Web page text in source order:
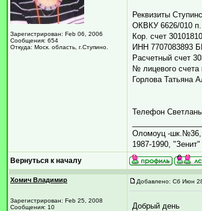
Зарегистрирован: Feb 06, 2006
Сообщения: 654
Откуда: Моск. область, г.Ступино.
Реквизиты
ОКВКУ 6626/010
Кор. счет
ИНН 7707083893
Расчетный счет
№ лицевого счета
Горлова Татьяна
Телефон
Оломоуц -шк.№36,
1987-1990, "Зенит"
Вернуться к началу
Хомич Владимир
Зарегистрирован: Feb 25, 2008
Сообщения: 10
Добавлено: Сб Июн
Добрый день